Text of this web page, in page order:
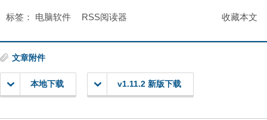
收藏本文
标签： 电脑软件 RSS阅读器
文章附件
本地下载 v1.11.2 新版下载